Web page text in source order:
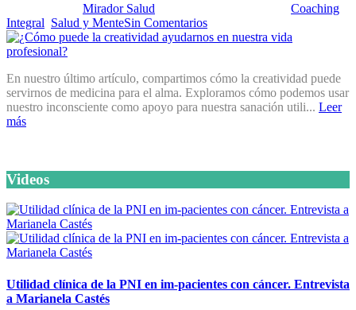
Mirador Salud
Coaching
Integral Salud y MenteSin Comentarios
En nuestro último artículo, compartimos cómo la creatividad puede
servirnos de medicina para el alma. Exploramos cómo podemos usar
nuestro inconsciente como apoyo para nuestra sanación utili... Leer
más
Videos
Utilidad clínica de la PNI en im-pacientes con cáncer. Entrevista
a Marianela Castés